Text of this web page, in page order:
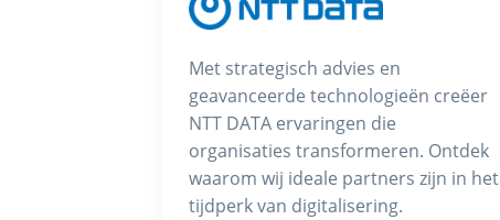
Met strategisch advies en
geavanceerde technologieën creëer
NTT DATA ervaringen die
organisaties transformeren. Ontdek
waarom wij ideale partners zijn in het
tijdperk van digitalisering.